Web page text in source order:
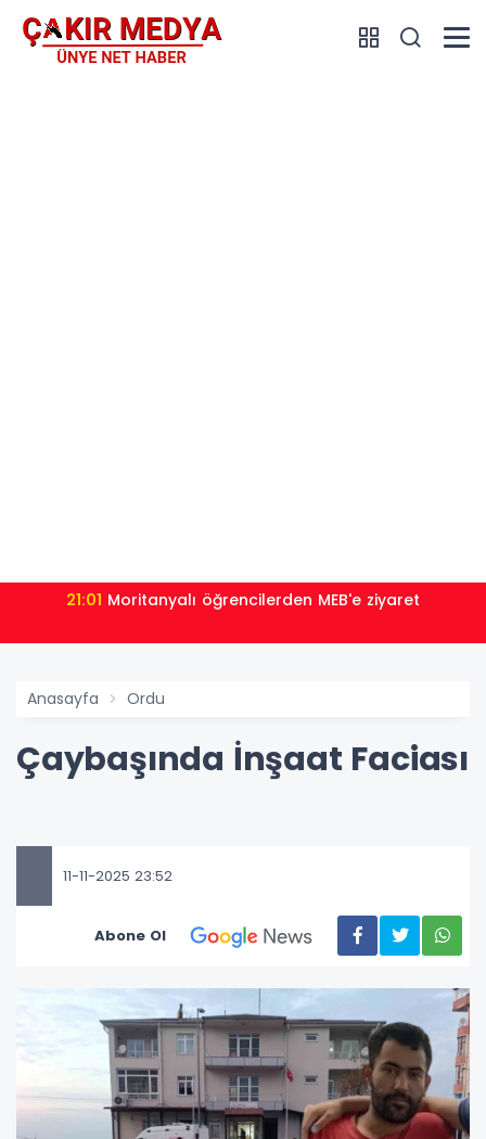
21:01 Moritanyalı öğrencilerden MEB'e ziyaret
Anasayfa Ordu
Çaybaşında İnşaat Faciası
11-11-2025 23:52
Abone Ol